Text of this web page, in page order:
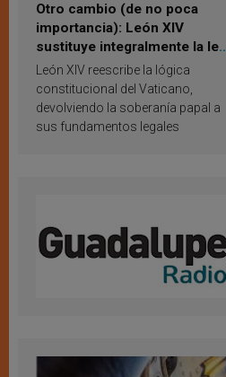
Otro cambio (de no poca
importancia): León XIV
sustituye integralmente la ley
vaticana de Papa Francisco
León XIV reescribe la lógica
constitucional del Vaticano,
devolviendo la soberanía papal a
sus fundamentos legales